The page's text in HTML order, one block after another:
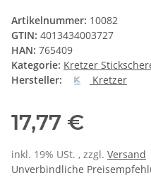
Artikelnummer: 10082
GTIN: 4013434003727
HAN: 765409
Kategorie: Kretzer
Hersteller:
Kretzer
17,77 €
inkl. 19% USt. , zzgl. Versand
Unverbindliche